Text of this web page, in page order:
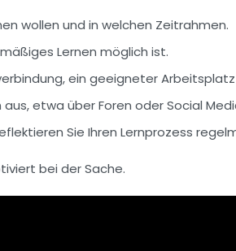
wollen und in welchen Zeitrahmen.
Lernen möglich ist.
ein geeigneter
etwa über Foren oder Social
Sie Ihren Lernprozess
bei der Sache.